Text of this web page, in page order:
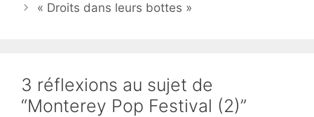
« Droits dans leurs bottes »
3 réflexions au sujet de
“Monterey Pop Festival (2)”